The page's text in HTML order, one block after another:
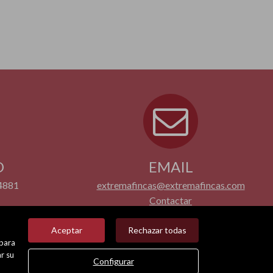
su
Aceptar Rechazar todas
Configurar
EMAIL
extremafincas@extremafincas.com
Contactar